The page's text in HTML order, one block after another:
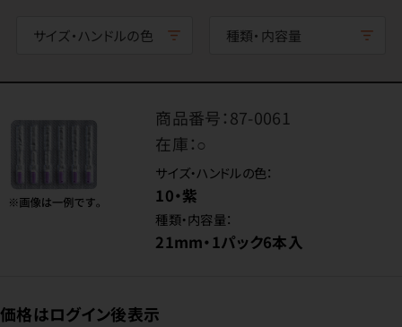
サイズ・ハンドルの色 種類・内容量
商品番号：87-0061
在庫：○
サイズ・ハンドルの色：
10・紫
種類・内容量：
21mm・1パック6本入
価格はログイン後表示